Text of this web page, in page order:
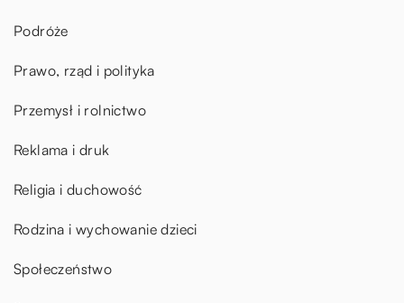
Podróże
Prawo, rząd i polityka
Przemysł i rolnictwo
Reklama i druk
Religia i duchowość
Rodzina i wychowanie dzieci
Społeczeństwo